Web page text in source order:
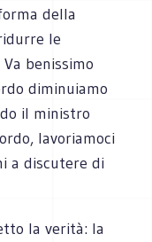
della
le
benissimo
diminuiamo
il ministro
lavoriamoci
a discutere di
la verità: la